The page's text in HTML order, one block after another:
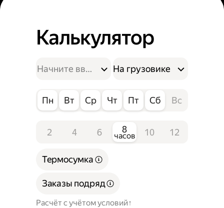
Калькулятор
На грузовике
Пн Вт Ср Чт Пт Сб Вс
2 4 6 8
часов 10 12
Расчёт с учётом условий
Термосумка
Заказы подряд